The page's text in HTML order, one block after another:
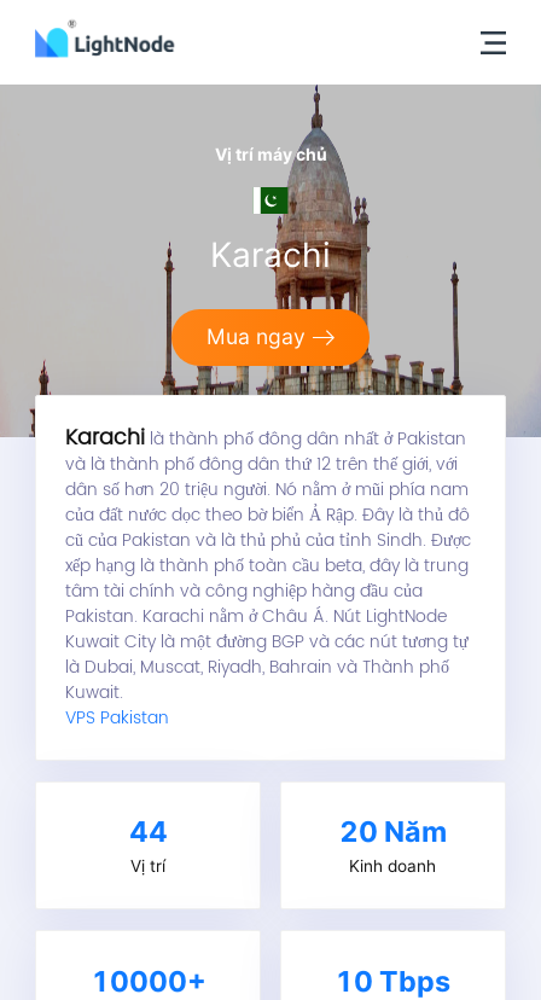
Vị trí máy chủ
Karachi
Mua ngay
Karachi là thành phố đông dân nhất ở Pakistan
và là thành phố đông dân thứ 12 trên thế giới, với
dân số hơn 20 triệu người. Nó nằm ở mũi phía nam
của đất nước dọc theo bờ biển Ả Rập. Đây là thủ đô
cũ của Pakistan và là thủ phủ của tỉnh Sindh. Được
xếp hạng là thành phố toàn cầu beta, đây là trung
tâm tài chính và công nghiệp hàng đầu của
Pakistan. Karachi nằm ở Châu Á. Nút LightNode
Kuwait City là một đường BGP và các nút tương tự
là Dubai, Muscat, Riyadh, Bahrain và Thành phố
Kuwait.
VPS Pakistan
44
Vị trí
20 Năm
Kinh doanh
10000+ 10 Tbps